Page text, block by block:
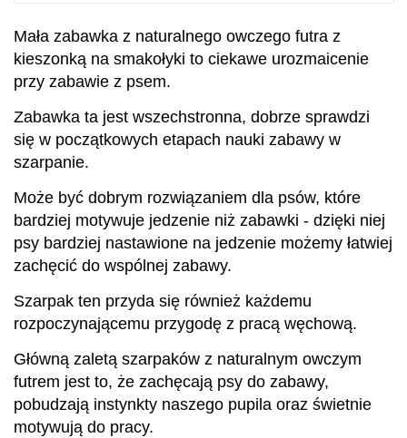
Mała zabawka z naturalnego owczego futra z
kieszonką na smakołyki to ciekawe urozmaicenie
przy zabawie z psem.
Zabawka ta jest wszechstronna, dobrze sprawdzi
się w początkowych etapach nauki zabawy w
szarpanie.
Może być dobrym rozwiązaniem dla psów, które
bardziej motywuje jedzenie niż zabawki - dzięki niej
psy bardziej nastawione na jedzenie możemy łatwiej
zachęcić do wspólnej zabawy.
Szarpak ten przyda się również każdemu
rozpoczynającemu przygodę z pracą węchową.
Główną zaletą szarpaków z naturalnym owczym
futrem jest to, że zachęcają psy do zabawy,
pobudzają instynkty naszego pupila oraz świetnie
motywują do pracy.